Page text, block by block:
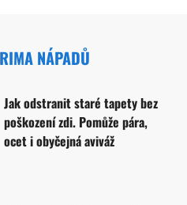
NÁPADŮ
Jak odstranit staré tapety bez
poškození zdi. Pomůže pára,
ocet i obyčejná aviváž